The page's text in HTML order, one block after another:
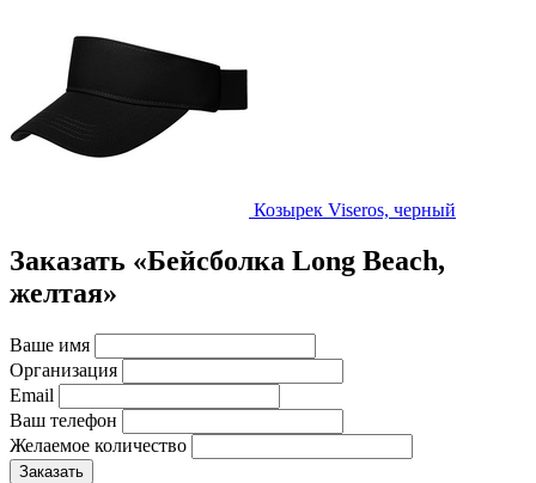
Козырек Viseros, черный
Заказать «Бейсболка Long Beach,
желтая»
Ваше имя
Организация
Email
Ваш телефон
Желаемое количество
Заказать